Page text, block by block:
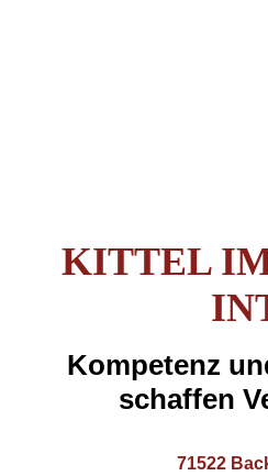
KITTEL
Kompetenz
schaffen
71522